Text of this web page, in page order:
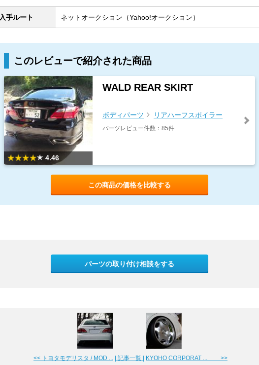
入手ルート ネットオークション（Yahoo!オークション）
このレビューで紹介された商品
4.46
WALD REAR SKIRT
ボディパーツ リアハーフスポイラー
パーツレビュー件数：85件
この商品の価格を比較する
パーツの取り付け相談をする
<< トヨタモデリスタ / MOD ... | 記事一覧 | KYOHO CORPORAT ... >>